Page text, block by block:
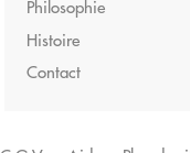
Philosophie
Histoire
Contact